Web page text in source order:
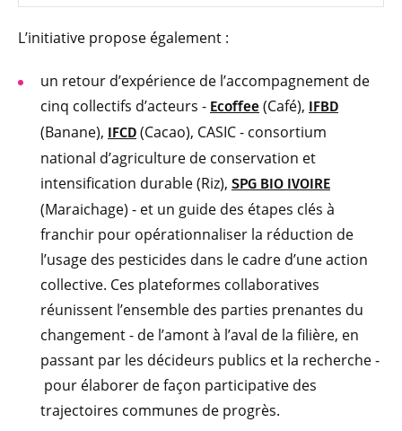
L’initiative propose également :
un retour d’expérience de l’accompagnement de
cinq collectifs d’acteurs - Ecoffee (Café), IFBD
(Banane), IFCD (Cacao), CASIC - consortium
national d’agriculture de conservation et
intensification durable (Riz), SPG BIO IVOIRE
(Maraichage) - et un guide des étapes clés à
franchir pour opérationnaliser la réduction de
l’usage des pesticides dans le cadre d’une action
collective. Ces plateformes collaboratives
réunissent l’ensemble des parties prenantes du
changement - de l’amont à l’aval de la filière, en
passant par les décideurs publics et la recherche -
pour élaborer de façon participative des
trajectoires communes de progrès.